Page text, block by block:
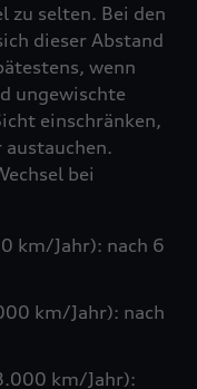
zu selten. Bei den
dieser Abstand
wenn
ungewischte
einschränken,
austauchen.
bei
km/Jahr): nach 6
km/Jahr): nach
km/Jahr):